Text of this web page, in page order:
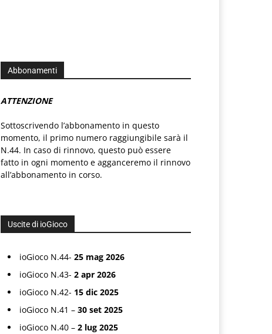
Abbonamenti
ATTENZIONE
Sottoscrivendo l’abbonamento in questo
momento, il primo numero raggiungibile sarà il
N.44. In caso di rinnovo, questo può essere
fatto in ogni momento e agganceremo il rinnovo
all’abbonamento in corso.
Uscite di ioGioco
ioGioco N.44- 25 mag 2026
ioGioco N.43- 2 apr 2026
ioGioco N.42- 15 dic 2025
ioGioco N.41 – 30 set 2025
ioGioco N.40 – 2 lug 2025